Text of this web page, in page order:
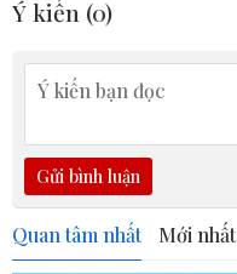
Ý kiến (0)
Gửi bình luận
Quan tâm nhất Mới nhất